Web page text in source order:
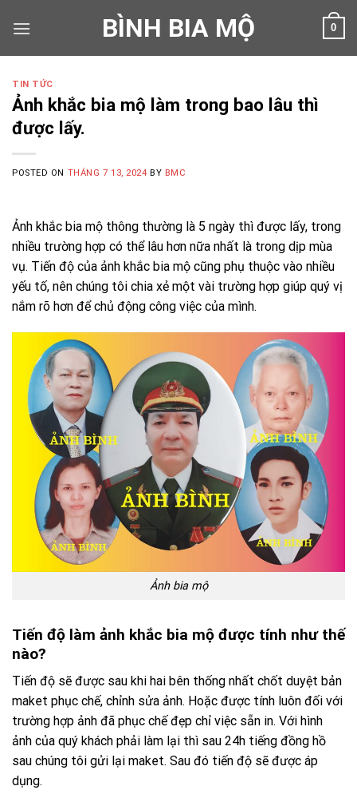
BÌNH BIA MỘ 0
TIN TỨC
Ảnh khắc bia mộ làm trong bao lâu thì
được lấy.
POSTED ON THÁNG 7 13, 2024 BY BMC
Ảnh khắc bia mộ thông thường là 5 ngày thì được lấy, trong
nhiều trường hợp có thể lâu hơn nữa nhất là trong dịp mùa
vụ. Tiến độ của ảnh khắc bia mộ cũng phụ thuộc vào nhiều
yếu tố, nên chúng tôi chia xẻ một vài trường hợp giúp quý vị
nắm rõ hơn để chủ động công việc của mình.
Ảnh bia mộ
Tiến độ làm ảnh khắc bia mộ được tính như thế
nào?
Tiến độ sẽ được sau khi hai bên thống nhất chốt duyệt bản
maket phục chế, chỉnh sửa ảnh. Hoặc được tính luôn đối với
trường hợp ảnh đã phục chế đẹp chỉ việc sẵn in. Với hình
ảnh của quý khách phải làm lại thì sau 24h tiếng đồng hồ
sau chúng tôi gửi lại maket. Sau đó tiến độ sẽ được áp
dụng.